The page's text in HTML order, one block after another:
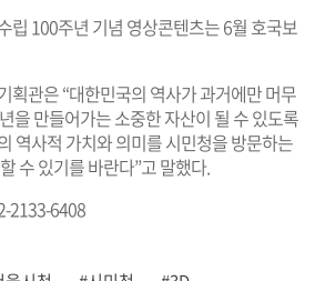
립 100주년 기념 영상콘텐츠는 6월 호국보
획관은 “대한민국의 역사가 과거에만 머무
을 만들어가는 소중한 자산이 될 수 있도록
역사적 가치와 의미를 시민청을 방문하는
수 있기를 바란다”고 말했다.
2133-6408